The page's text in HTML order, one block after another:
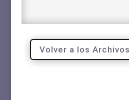
Volver a los